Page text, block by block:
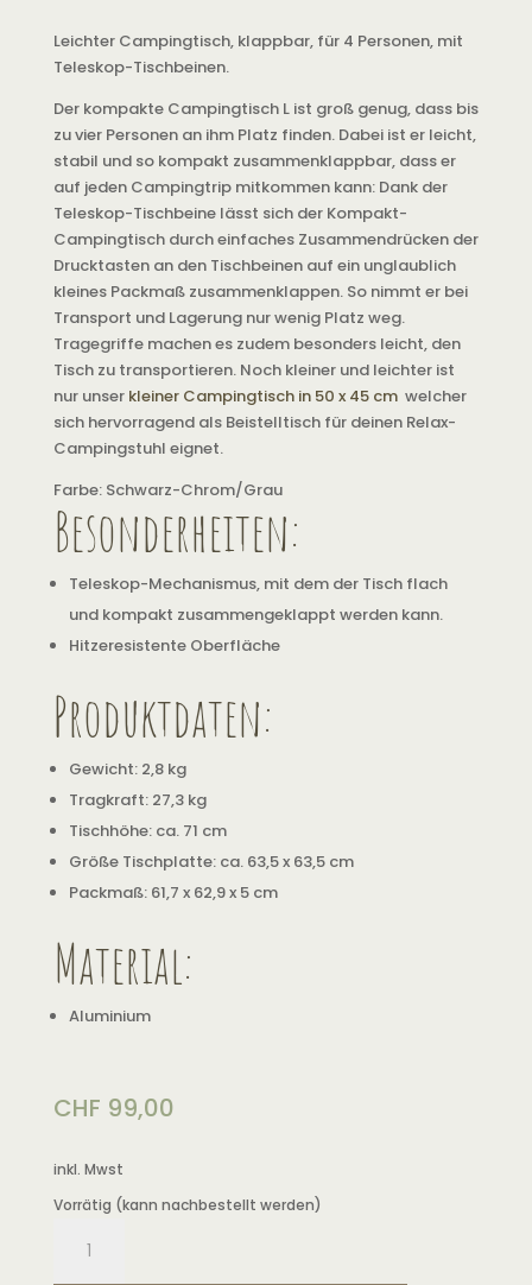
Leichter Campingtisch, klappbar, für 4 Personen, mit
Teleskop-Tischbeinen.
Der kompakte Campingtisch L ist groß genug, dass bis
zu vier Personen an ihm Platz finden. Dabei ist er leicht,
stabil und so kompakt zusammenklappbar, dass er
auf jeden Campingtrip mitkommen kann: Dank der
Teleskop-Tischbeine lässt sich der Kompakt-
Campingtisch durch einfaches Zusammendrücken der
Drucktasten an den Tischbeinen auf ein unglaublich
kleines Packmaß zusammenklappen. So nimmt er bei
Transport und Lagerung nur wenig Platz weg.
Tragegriffe machen es zudem besonders leicht, den
Tisch zu transportieren. Noch kleiner und leichter ist
nur unser kleiner Campingtisch in 50 x 45 cmwelcher
sich hervorragend als Beistelltisch für deinen Relax-
Campingstuhl eignet.
Farbe: Schwarz-Chrom/Grau
Besonderheiten:
Teleskop-Mechanismus, mit dem der Tisch flach
und kompakt zusammengeklappt werden kann.
Hitzeresistente Oberfläche
Produktdaten:
Gewicht: 2,8 kg
Tragkraft: 27,3 kg
Tischhöhe: ca. 71 cm
Größe Tischplatte: ca. 63,5 x 63,5 cm
Packmaß: 61,7 x 62,9 x 5 cm
Material:
Aluminium
CHF 99,00
inkl. Mwst
Vorrätig (kann nachbestellt werden)